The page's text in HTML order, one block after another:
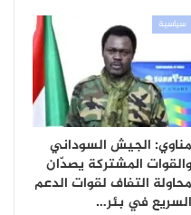
سياسية
مناوي: الجيش السوداني
والقوات المشتركة يصدّان
محاولة التفاف لقوات الدعم
السريع في بئر…